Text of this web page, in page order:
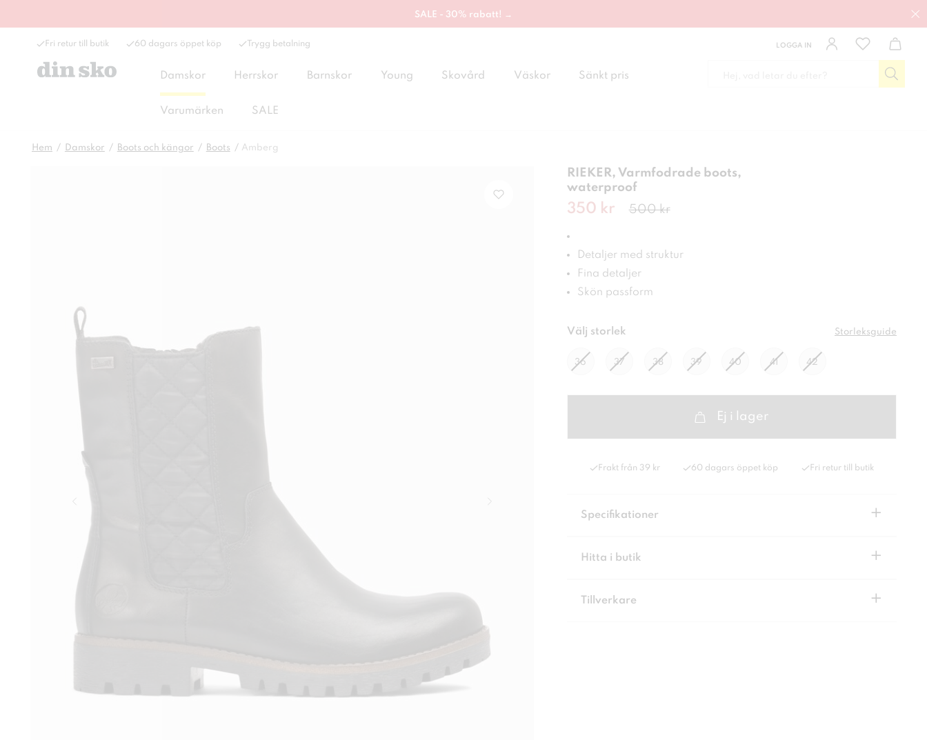
SALE - 30% rabatt! →
Fri retur till butik 60 dagars öppet köp Trygg betalning LOGGA IN
Damskor Herrskor Barnskor Young Skovård Väskor Sänkt pris
Varumärken SALE
Hem Damskor Boots och kängor Boots Amberg
RIEKER, Varmfodrade boots,
waterproof
Nuvarande pris:350 kr
350 kr 500 kr
Detaljer med struktur
Fina detaljer
Skön passform
Välj storlek Storleksguide
36 37 38 39 40 41 42
Ej i lager
Frakt från 39 kr 60 dagars öppet köp Fri retur till butik
Specifikationer +
Hitta i butik +
Tillverkare +